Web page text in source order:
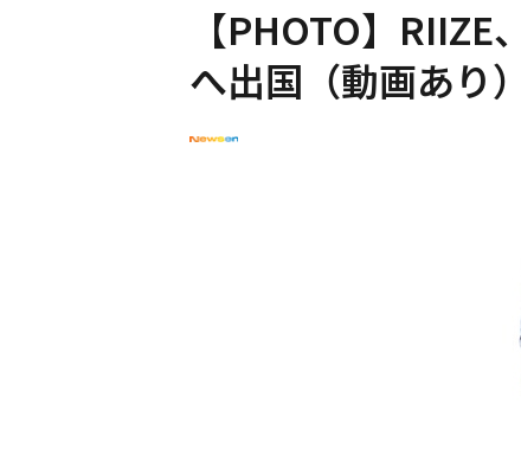
【PHOTO】
へ出国（動画あり）